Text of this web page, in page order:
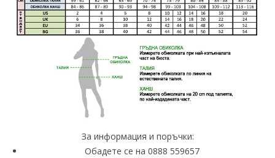
За информация и поръчки:
Обадете се на 0888 559657